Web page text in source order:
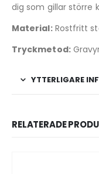
dig som gillar större
Material:Rostfritt
Tryckmetod:
YTTERLIGARE
RELATERADE